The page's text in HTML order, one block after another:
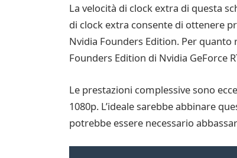
La velocità di clock extra di questa
di clock extra consente di ottenere
Nvidia Founders Edition. Per quanto
Founders Edition di Nvidia GeForce
Le prestazioni complessive sono
1080p. L’ideale sarebbe abbinare
potrebbe essere necessario